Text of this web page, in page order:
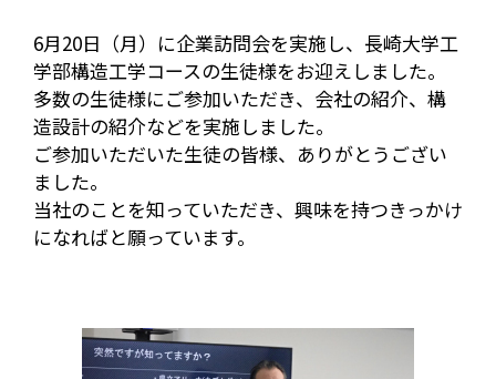
6月20日（月）に企業訪問会を実施し、長崎大学工
学部構造工学コースの生徒様をお迎えしました。
多数の生徒様にご参加いただき、会社の紹介、構
造設計の紹介などを実施しました。
ご参加いただいた生徒の皆様、ありがとうござい
ました。
当社のことを知っていただき、興味を持つきっかけ
になればと願っています。